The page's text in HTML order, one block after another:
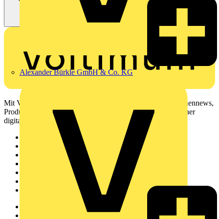
Alexander Bürkle GmbH & Co. KG
Mit Voltimum erhalten Elektrofachkräfte Zugang zu Branchennews,
Produktinformationen, Schulungen und Tools – alles auf einer
digitalen Plattform und Community.